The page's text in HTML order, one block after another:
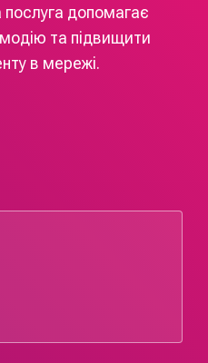
допомагає
та підвищити
в мережі.